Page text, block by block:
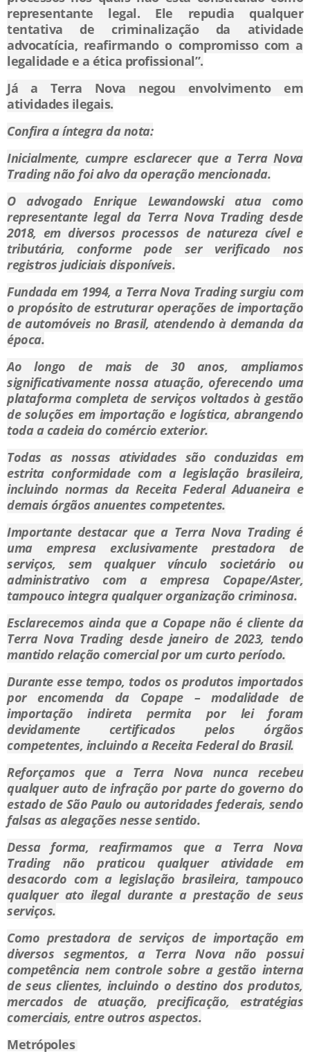
representante legal. Ele repudia qualquer
tentativa de criminalização da atividade
advocatícia, reafirmando o compromisso com a
legalidade e a ética profissional”.
Já a Terra Nova negou envolvimento em
atividades ilegais.
Confira a íntegra da nota:
Inicialmente, cumpre esclarecer que a Terra Nova
Trading não foi alvo da operação mencionada.
O advogado Enrique Lewandowski atua como
representante legal da Terra Nova Trading desde
2018, em diversos processos de natureza cível e
tributária, conforme pode ser verificado nos
registros judiciais disponíveis.
Fundada em 1994, a Terra Nova Trading surgiu com
o propósito de estruturar operações de importação
de automóveis no Brasil, atendendo à demanda da
época.
Ao longo de mais de 30 anos, ampliamos
significativamente nossa atuação, oferecendo uma
plataforma completa de serviços voltados à gestão
de soluções em importação e logística, abrangendo
toda a cadeia do comércio exterior.
Todas as nossas atividades são conduzidas em
estrita conformidade com a legislação brasileira,
incluindo normas da Receita Federal Aduaneira e
demais órgãos anuentes competentes.
Importante destacar que a Terra Nova Trading é
uma empresa exclusivamente prestadora de
serviços, sem qualquer vínculo societário ou
administrativo com a empresa Copape/Aster,
tampouco integra qualquer organização criminosa.
Esclarecemos ainda que a Copape não é cliente da
Terra Nova Trading desde janeiro de 2023, tendo
mantido relação comercial por um curto período.
Durante esse tempo, todos os produtos importados
por encomenda da Copape – modalidade de
importação indireta permita por lei foram
devidamente certificados pelos órgãos
competentes, incluindo a Receita Federal do Brasil.
Reforçamos que a Terra Nova nunca recebeu
qualquer auto de infração por parte do governo do
estado de São Paulo ou autoridades federais, sendo
falsas as alegações nesse sentido.
Dessa forma, reafirmamos que a Terra Nova
Trading não praticou qualquer atividade em
desacordo com a legislação brasileira, tampouco
qualquer ato ilegal durante a prestação de seus
serviços.
Como prestadora de serviços de importação em
diversos segmentos, a Terra Nova não possui
competência nem controle sobre a gestão interna
de seus clientes, incluindo o destino dos produtos,
mercados de atuação, precificação, estratégias
comerciais, entre outros aspectos.
Metrópoles